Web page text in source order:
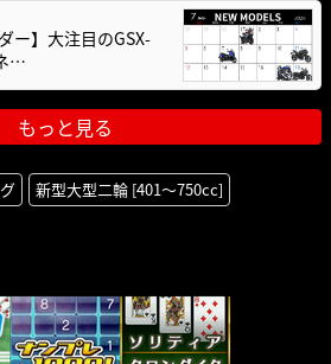
ー】大注目のGSX-
…
もっと見る
新型大型二輪 [401〜750cc]